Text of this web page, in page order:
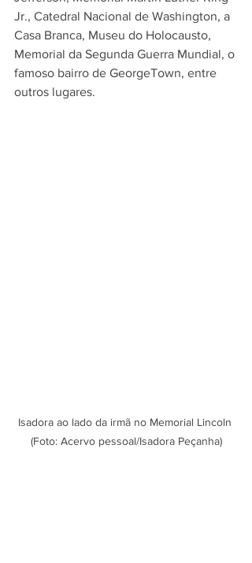
Jr., Catedral Nacional de Washington, a
Casa Branca, Museu do Holocausto,
Memorial da Segunda Guerra Mundial, o
famoso bairro de GeorgeTown, entre
outros lugares.
Isadora ao lado da irmã no Memorial Lincoln
(Foto: Acervo pessoal/Isadora Peçanha)